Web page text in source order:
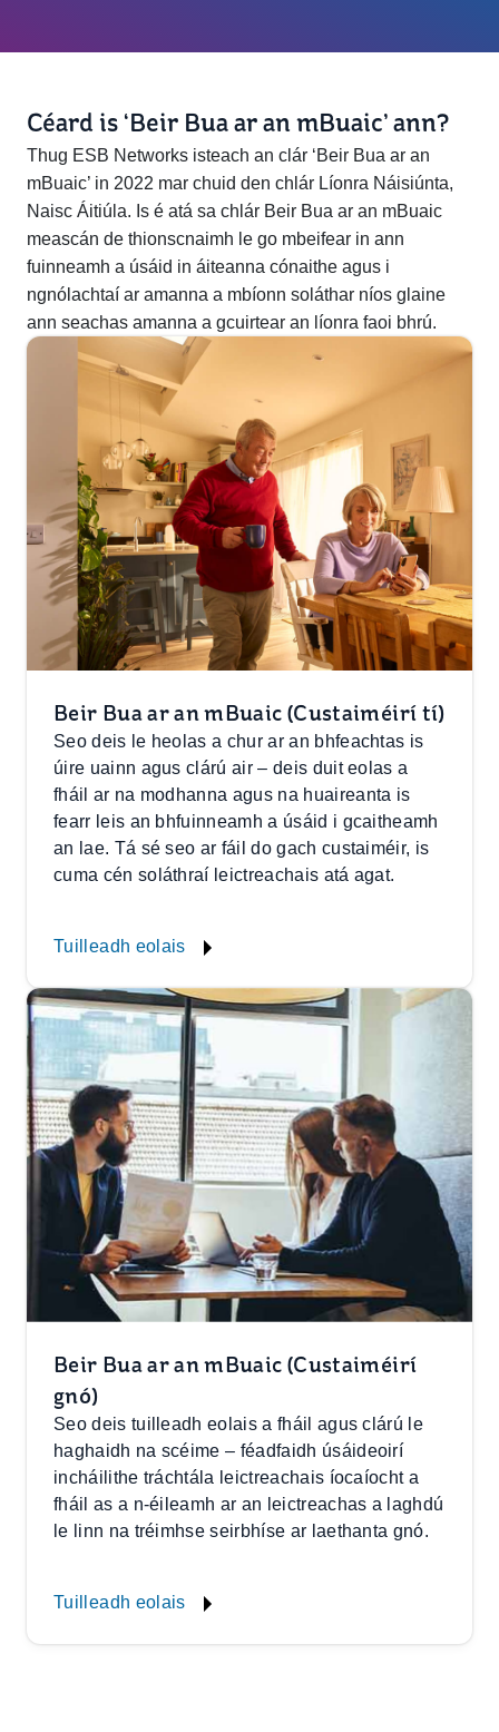
Céard is ‘Beir Bua ar an mBuaic’ ann?
Thug ESB Networks isteach an clár ‘Beir Bua ar an
mBuaic’ in 2022 mar chuid den chlár Líonra Náisiúnta,
Naisc Áitiúla. Is é atá sa chlár Beir Bua ar an mBuaic
meascán de thionscnaimh le go mbeifear in ann
fuinneamh a úsáid in áiteanna cónaithe agus i
ngnólachtaí ar amanna a mbíonn soláthar níos glaine
ann seachas amanna a gcuirtear an líonra faoi bhrú.
Beir Bua ar an mBuaic (Custaiméirí tí)
Seo deis le heolas a chur ar an bhfeachtas is
úire uainn agus clárú air – deis duit eolas a
fháil ar na modhanna agus na huaireanta is
fearr leis an bhfuinneamh a úsáid i gcaitheamh
an lae. Tá sé seo ar fáil do gach custaiméir, is
cuma cén soláthraí leictreachais atá agat.
Tuilleadh eolais
Beir Bua ar an mBuaic (Custaiméirí
gnó)
Seo deis tuilleadh eolais a fháil agus clárú le
haghaidh na scéime – féadfaidh úsáideoirí
incháilithe tráchtála leictreachais íocaíocht a
fháil as a n‑éileamh ar an leictreachas a laghdú
le linn na tréimhse seirbhíse ar laethanta gnó.
Tuilleadh eolais